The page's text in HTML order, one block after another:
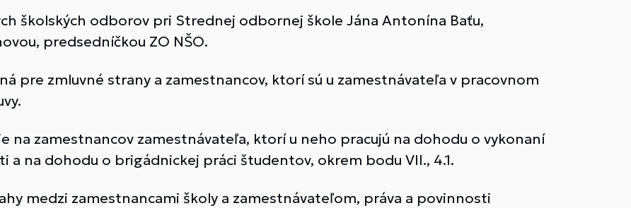
školských odborov pri Strednej odbornej škole Jána Antonína Baťu,
predsedníčkou ZO NŠO.
pre zmluvné strany a zamestnancov, ktorí sú u zamestnávateľa v pracovnom
zamestnancov zamestnávateľa, ktorí u neho pracujú na dohodu o vykonaní
a na dohodu o brigádnickej práci študentov, okrem bodu VII., 4.1.
medzi zamestnancami školy a zamestnávateľom, práva a povinnosti